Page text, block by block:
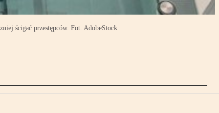
ścigać przestępców. Fot. AdobeStock